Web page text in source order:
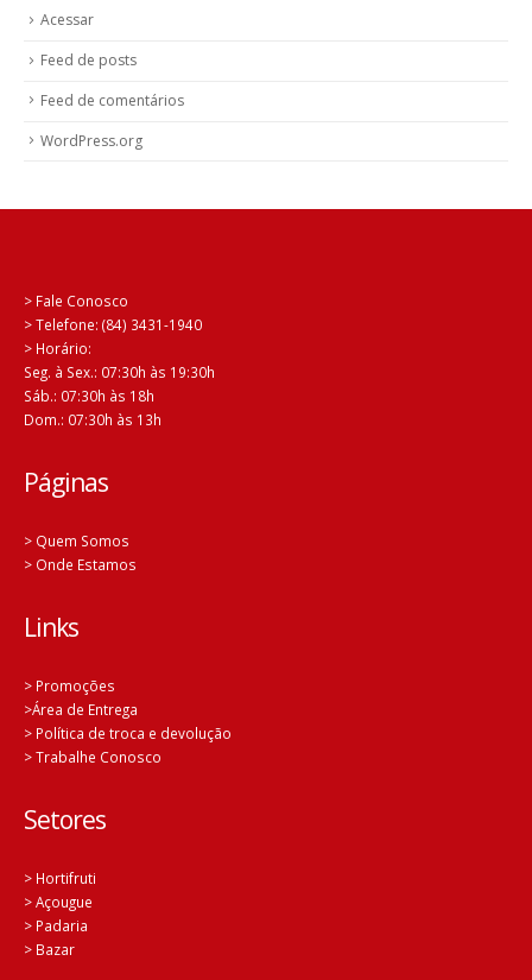
Acessar
Feed de posts
Feed de comentários
WordPress.org
> Fale Conosco
> Telefone: (84) 3431-1940
> Horário:
Seg. à Sex.: 07:30h às 19:30h
Sáb.: 07:30h às 18h
Dom.: 07:30h às 13h
Páginas
> Quem Somos
> Onde Estamos
Links
> Promoções
>Área de Entrega
> Política de troca e devolução
> Trabalhe Conosco
Setores
> Hortifruti
> Açougue
> Padaria
> Bazar